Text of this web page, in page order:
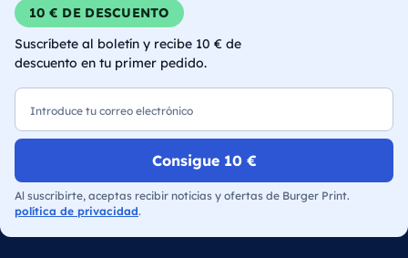
10 € DE DESCUENTO
Suscríbete al boletín y recibe 10 € de
descuento en tu primer pedido.
Consigue 10 €
Al suscribirte, aceptas recibir noticias y ofertas de Burger Print.
política de privacidad.